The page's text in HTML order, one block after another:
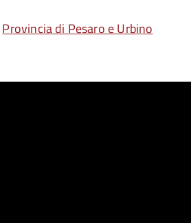
Provincia di Pesaro e Urbino